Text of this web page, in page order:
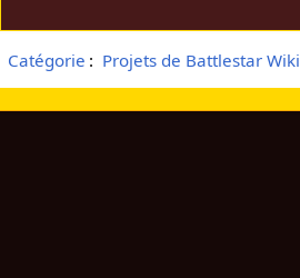
Catégorie : Projets de Battlestar Wiki